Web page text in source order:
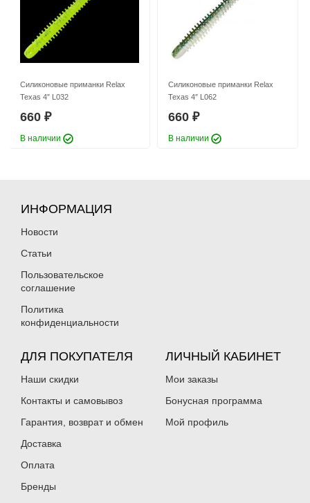
Силиконовые приманки Relax
Texas 4″ L032
660 ₽
В наличии
Силиконовые приманки Relax
Texas 4″ L062
660 ₽
В наличии
ИНФОРМАЦИЯ
Новости
Статьи
Пользовательское
соглашение
Политика
конфиденциальности
ДЛЯ ПОКУПАТЕЛЯ
Наши скидки
Контакты и самовывоз
Гарантия, возврат и обмен
Доставка
Оплата
Бренды
ЛИЧНЫЙ КАБИНЕТ
Мои заказы
Бонусная программа
Мой профиль